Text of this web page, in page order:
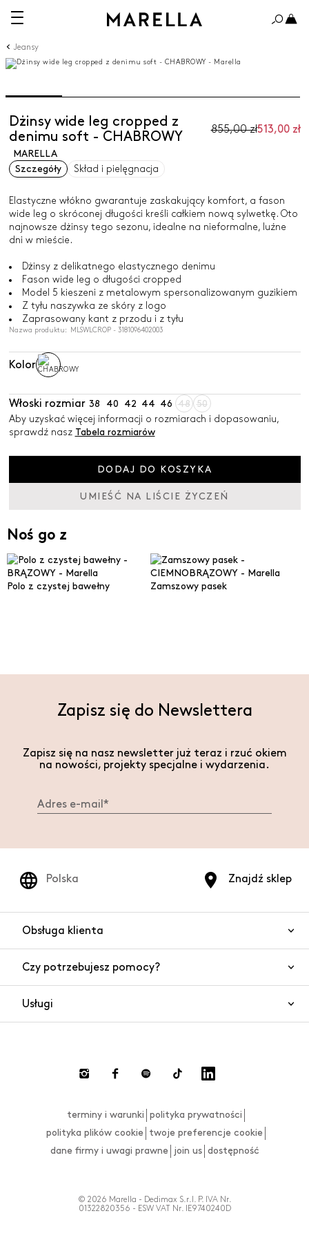
Jeansy
Dżinsy wide leg cropped z
denimu soft - CHABROWY
855,00 zł513,00 zł
MARELLA
Szczegóły
Skład i pielęgnacja
Elastyczne włókno gwarantuje zaskakujący komfort, a fason
wide leg o skróconej długości kreśli całkiem nową sylwetkę. Oto
najnowsze dżinsy tego sezonu, idealne na nieformalne, luźne
dni w mieście.
Dżinsy z delikatnego elastycznego denimu
Fason wide leg o długości cropped
Model 5 kieszeni z metalowym spersonalizowanym guzikiem
Z tyłu naszywka ze skóry z logo
Zaprasowany kant z przodu i z tyłu
Nazwa produktu: MLSWLCROP - 3181096402003
Kolor
Włoski rozmiar 38 40 42 44 46 48
50
Aby uzyskać więcej informacji o rozmiarach i dopasowaniu,
sprawdź nasz Tabela rozmiarów
DODAJ DO KOSZYKA
UMIEŚĆ NA LIŚCIE ŻYCZEŃ
Noś go z
Polo z czystej bawełny Zamszowy pasek
Zapisz się do Newslettera
Zapisz się na nasz newsletter już teraz i rzuć okiem
na nowości, projekty specjalne i wydarzenia.
Znajdź sklep
Polska
Obsługa klienta
Kontakt
Czy potrzebujesz pomocy?
Płatności
Tabela rozmiarów
Usługi
terminy i warunki
polityka prywatności
polityka plików cookie
twoje preferencje cookie
dane firmy i uwagi prawne
join us dostępność
© 2026 Marella - Dedimax S.r.l. P. IVA Nr.
01322820356 - ESW VAT Nr. IE9740240D